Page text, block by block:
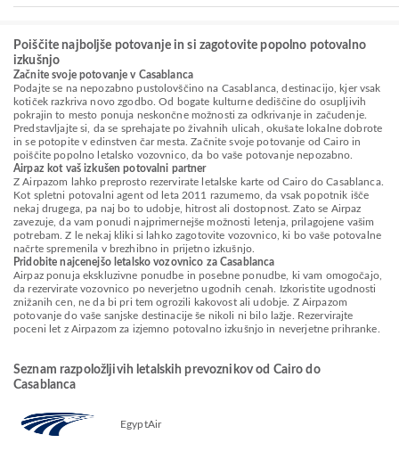
Poiščite najboljše potovanje in si zagotovite popolno potovalno
izkušnjo
Začnite svoje potovanje v Casablanca
Podajte se na nepozabno pustolovščino na Casablanca, destinacijo, kjer vsak
kotiček razkriva novo zgodbo. Od bogate kulturne dediščine do osupljivih
pokrajin to mesto ponuja neskončne možnosti za odkrivanje in začudenje.
Predstavljajte si, da se sprehajate po živahnih ulicah, okušate lokalne dobrote
in se potopite v edinstven čar mesta. Začnite svoje potovanje od Cairo in
poiščite popolno letalsko vozovnico, da bo vaše potovanje nepozabno.
Airpaz kot vaš izkušen potovalni partner
Z Airpazom lahko preprosto rezervirate letalske karte od Cairo do Casablanca.
Kot spletni potovalni agent od leta 2011 razumemo, da vsak popotnik išče
nekaj drugega, pa naj bo to udobje, hitrost ali dostopnost. Zato se Airpaz
zavezuje, da vam ponudi najprimernejše možnosti letenja, prilagojene vašim
potrebam. Z le nekaj kliki si lahko zagotovite vozovnico, ki bo vaše potovalne
načrte spremenila v brezhibno in prijetno izkušnjo.
Pridobite najcenejšo letalsko vozovnico za Casablanca
Airpaz ponuja ekskluzivne ponudbe in posebne ponudbe, ki vam omogočajo,
da rezervirate vozovnico po neverjetno ugodnih cenah. Izkoristite ugodnosti
znižanih cen, ne da bi pri tem ogrozili kakovost ali udobje. Z Airpazom
potovanje do vaše sanjske destinacije še nikoli ni bilo lažje. Rezervirajte
poceni let z Airpazom za izjemno potovalno izkušnjo in neverjetne prihranke.
Seznam razpoložljivih letalskih prevoznikov od Cairo do
Casablanca
EgyptAir